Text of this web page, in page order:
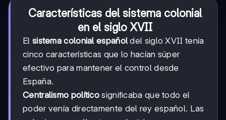
Características del sistema colonial
en el siglo XVII
El sistema colonial español del siglo XVII tenía
cinco características que lo hacían súper
efectivo para mantener el control desde
España.
Centralismo político significaba que todo el
poder venía directamente del rey español. Las